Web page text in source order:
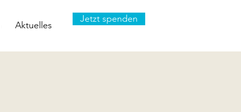
Aktuelles
Jetzt spenden